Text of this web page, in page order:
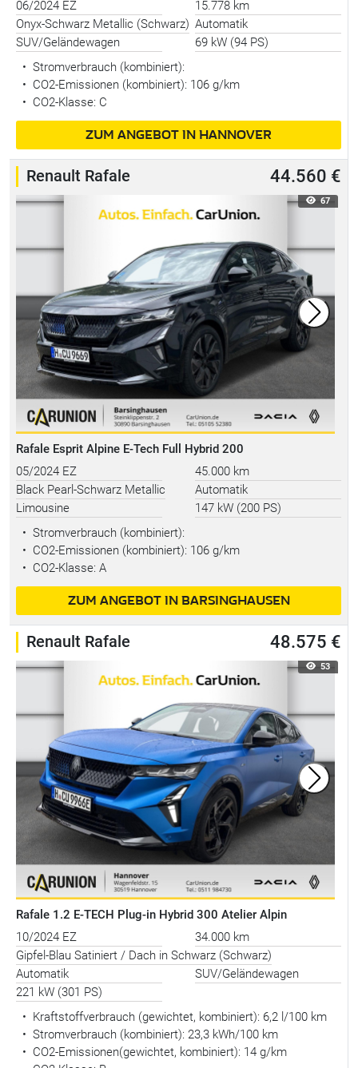
06/2024 EZ
15.778 km
Onyx-Schwarz Metallic (Schwarz) Automatik
SUV/Geländewagen
69 kW (94 PS)
• Stromverbrauch (kombiniert):
• CO2-Emissionen (kombiniert): 106 g/km
• CO2-Klasse: C
ZUM ANGEBOT IN HANNOVER
Renault Rafale 44.560 €
67
Rafale Esprit Alpine E-Tech Full Hybrid 200
05/2024 EZ
45.000 km
Black Pearl-Schwarz Metallic
Automatik
Limousine
147 kW (200 PS)
• Stromverbrauch (kombiniert):
• CO2-Emissionen (kombiniert): 106 g/km
• CO2-Klasse: A
ZUM ANGEBOT IN BARSINGHAUSEN
Renault Rafale 48.575 €
53
Rafale 1.2 E-TECH Plug-in Hybrid 300 Atelier Alpin
10/2024 EZ
34.000 km
Gipfel-Blau Satiniert / Dach in Schwarz (Schwarz)
Automatik
SUV/Geländewagen
221 kW (301 PS)
• Kraftstoffverbrauch (gewichtet, kombiniert): 6,2 l/100 km
• Stromverbrauch (kombiniert): 23,3 kWh/100 km
• CO2-Emissionen(gewichtet, kombiniert): 14 g/km